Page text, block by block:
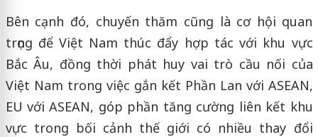
Bên cạnh đó, chuyến thăm cũng là cơ hội quan
trọng để Việt Nam thúc đẩy hợp tác với khu vực
Bắc Âu, đồng thời phát huy vai trò cầu nối của
Việt Nam trong việc gắn kết Phần Lan với ASEAN,
EU với ASEAN, góp phần tăng cường liên kết khu
vực trong bối cảnh thế giới có nhiều thay đổi